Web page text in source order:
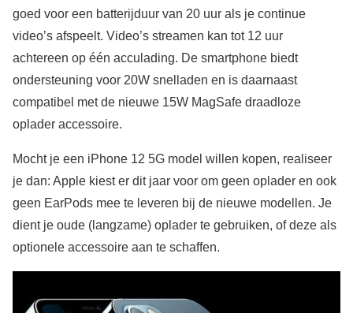
goed voor een batterijduur van 20 uur als je continue
video’s afspeelt. Video’s streamen kan tot 12 uur
achtereen op één acculading. De smartphone biedt
ondersteuning voor 20W snelladen en is daarnaast
compatibel met de nieuwe 15W MagSafe draadloze
oplader accessoire.
Mocht je een iPhone 12 5G model willen kopen, realiseer
je dan: Apple kiest er dit jaar voor om geen oplader en ook
geen EarPods mee te leveren bij de nieuwe modellen. Je
dient je oude (langzame) oplader te gebruiken, of deze als
optionele accessoire aan te schaffen.